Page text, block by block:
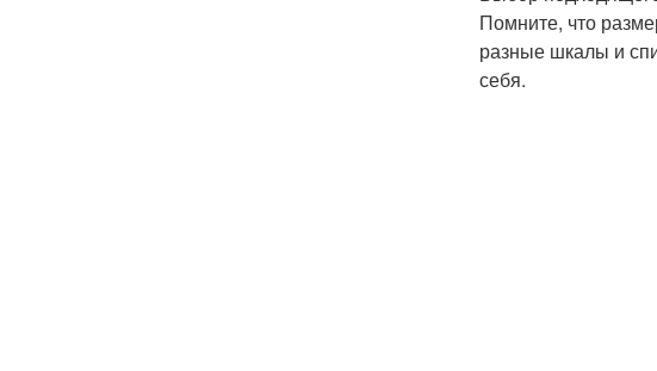
Помните, что
разные шкалы и
себя.